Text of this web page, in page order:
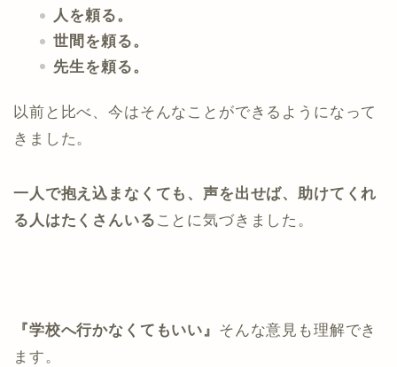
人を頼る。
世間を頼る。
先生を頼る。
以前と比べ、今はそんなことができるようになって
きました。
一人で抱え込まなくても、声を出せば、助けてくれ
る人はたくさんいる ことに気づきました。
『学校へ行かなくてもいい』 そんな意見も理解でき
ます。